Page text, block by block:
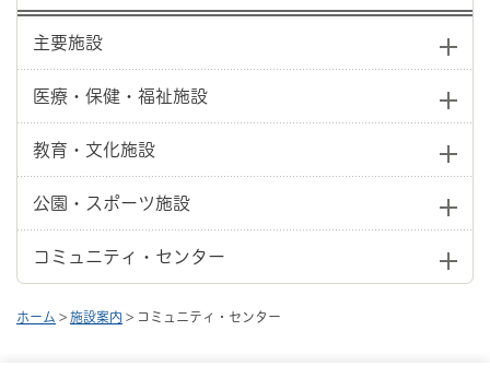
主要施設
医療・保健・福祉施設
教育・文化施設
公園・スポーツ施設
コミュニティ・センター
ホーム > 施設案内 > コミュニティ・センター